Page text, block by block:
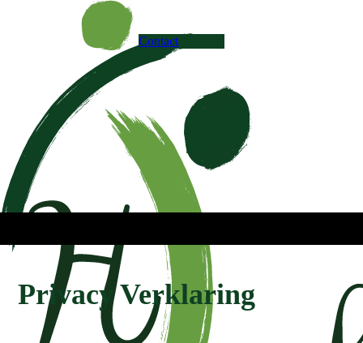
Contact
Privacy Verklaring